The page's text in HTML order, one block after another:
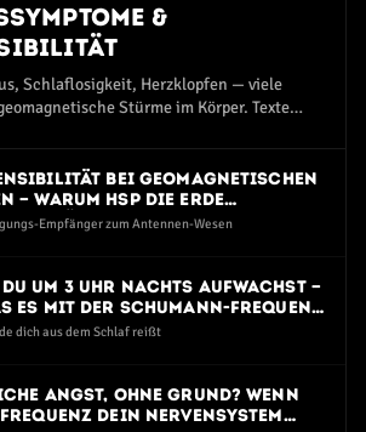
&
Schlaflosigkeit, Herzklopfen — viele
Stürme im Körper. Texte
bei geomagnetischen
— warum HSP die Erde
spüren
Empfänger zum Antennen-Wesen
du um 3 Uhr nachts aufwachst —
es mit der Schumann-Frequenz
dich aus dem Schlaf reißt
Angst, ohne Grund? Wenn
dein Nervensystem